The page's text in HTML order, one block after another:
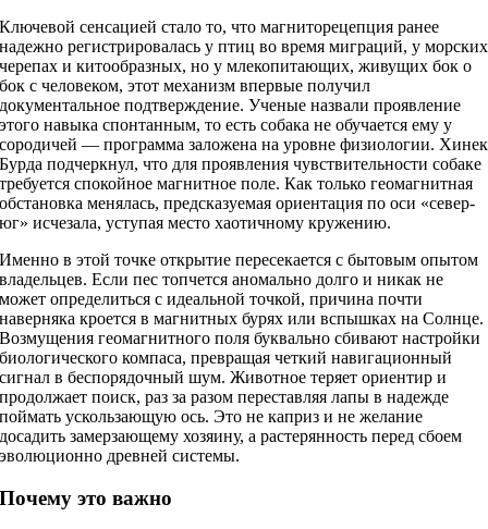
Ключевой сенсацией стало то, что магниторецепция ранее
надежно регистрировалась у птиц во время миграций, у морских
черепах и китообразных, но у млекопитающих, живущих бок о
бок с человеком, этот механизм впервые получил
документальное подтверждение. Ученые назвали проявление
этого навыка спонтанным, то есть собака не обучается ему у
сородичей — программа заложена на уровне физиологии. Хинек
Бурда подчеркнул, что для проявления чувствительности собаке
требуется спокойное магнитное поле. Как только геомагнитная
обстановка менялась, предсказуемая ориентация по оси «север-
юг» исчезала, уступая место хаотичному кружению.
Именно в этой точке открытие пересекается с бытовым опытом
владельцев. Если пес топчется аномально долго и никак не
может определиться с идеальной точкой, причина почти
наверняка кроется в магнитных бурях или вспышках на Солнце.
Возмущения геомагнитного поля буквально сбивают настройки
биологического компаса, превращая четкий навигационный
сигнал в беспорядочный шум. Животное теряет ориентир и
продолжает поиск, раз за разом переставляя лапы в надежде
поймать ускользающую ось. Это не каприз и не желание
досадить замерзающему хозяину, а растерянность перед сбоем
эволюционно древней системы.
Почему это важно